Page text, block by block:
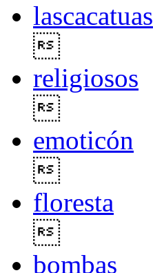
lascacatuas
religiosos
emoticón
floresta
bombas